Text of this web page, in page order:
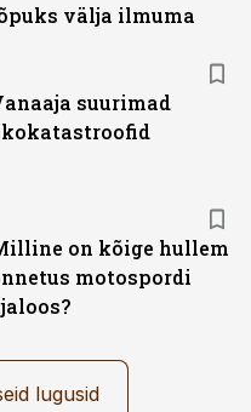
välja ilmuma
suurimad
on kõige hullem
motospordi
lugusid